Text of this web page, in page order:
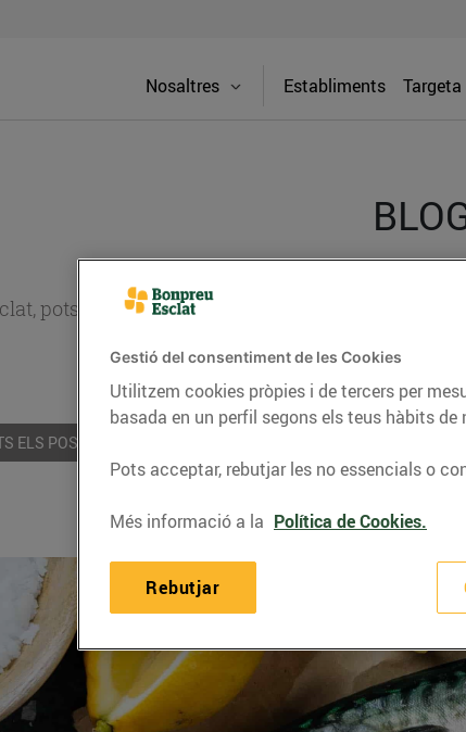
Nosaltres Establiments
pots trobar receptes, consells nutricionals,
del nostre territori i
ELS POSTS
Gestió del consentiment de les Cookies
Utilitzem cookies pròpies i de tercers per
basada en un perfil segons els teus hàbits de
Pots acceptar, rebutjar les no essencials o
Més informació a la Política de Cookies.
Rebutjar